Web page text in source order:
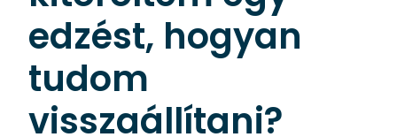
edzést, hogyan
tudom
visszaállítani?